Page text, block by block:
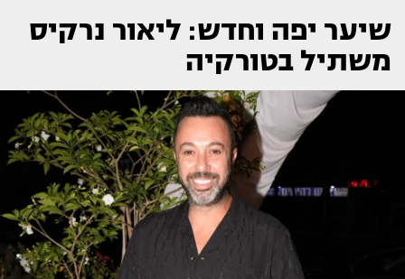
שיער יפה וחדש: ליאור נרקיס
משתיל בטורקיה